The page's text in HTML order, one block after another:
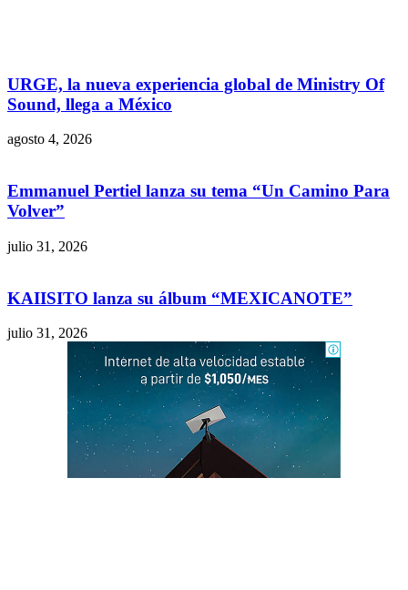
URGE, la nueva experiencia global de Ministry Of
Sound, llega a México
agosto 4, 2026
Emmanuel Pertiel lanza su tema “Un Camino Para
Volver”
julio 31, 2026
KAIISITO lanza su álbum “MEXICANOTE”
julio 31, 2026